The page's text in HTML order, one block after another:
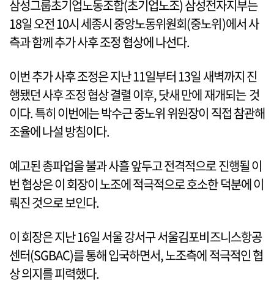
삼성그룹초기업노동조합(초기업노조) 삼성전자지부는
18일 오전 10시 세종시 중앙노동위원회(중노위)에서 사
측과 함께 추가 사후 조정 협상에 나선다.
이번 추가 사후 조정은 지난 11일부터 13일 새벽까지 진
행됐던 사후 조정 협상 결렬 이후, 닷새 만에 재개되는 것
이다. 특히 이번에는 박수근 중노위 위원장이 직접 참관해
조율에 나설 방침이다.
예고된 총파업을 불과 사흘 앞두고 전격적으로 진행될 이
번 협상은 이 회장이 노조에 적극적으로 호소한 덕분에 이
뤄진 것으로 보인다.
이 회장은 지난 16일 서울 강서구 서울김포비즈니스항공
센터(SGBAC)를 통해 입국하면서, 노조측에 적극적인 협
상 의지를 피력했다.